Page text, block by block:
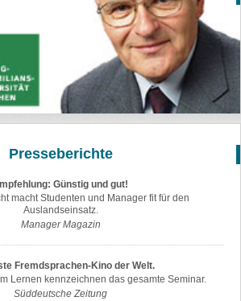
Presseberichte
Günstig und gut!
macht Studenten und Manager fit für den
Auslandseinsatz.
Manager Magazin
Fremdsprachen-Kino der Welt.
Lernen kennzeichnen das gesamte Seminar.
Süddeutsche Zeitung